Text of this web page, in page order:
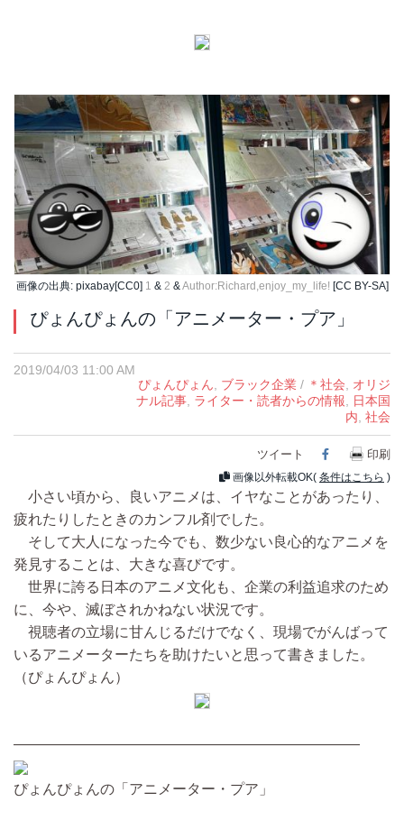
画像の出典: pixabay[CC0] 1 & 2 &Author:Richard,enjoy_my_life![CC BY-SA]
ぴょんぴょんの「アニメーター・プア」
2019/04/03 11:00 AM
ぴょんぴょん
ブラック企業 / ＊社会
オリジ
ナル記事 ライター・読者からの情報
日本国
内 社会
ツイート Facebook
印刷
画像以外転載OK( 条件はこちら )
小さい頃から、良いアニメは、イヤなことがあったり、
疲れたりしたときのカンフル剤でした。
そして大人になった今でも、数少ない良心的なアニメを
発見することは、大きな喜びです。
世界に誇る日本のアニメ文化も、企業の利益追求のため
に、今や、滅ぼされかねない状況です。
視聴者の立場に甘んじるだけでなく、現場でがんばって
いるアニメーターたちを助けたいと思って書きました。
（ぴょんぴょん）
————————————————————————
ぴょんぴょんの「アニメーター・プア」